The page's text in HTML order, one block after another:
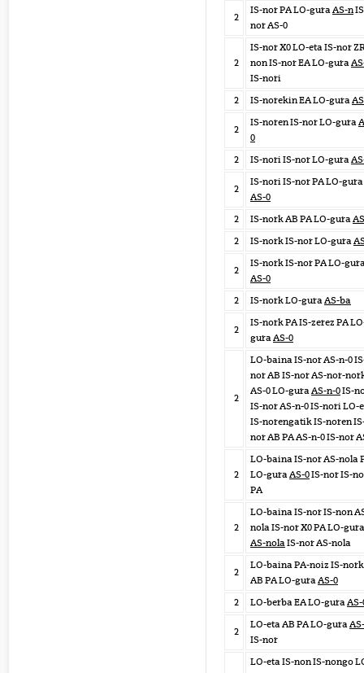
2
IS-nor PA LO-guraAS-n
nor AS-0
2
IS-nor X0 LO-eta IS-nor
non IS-nor EA LO-gura
IS-nori
2
IS-norekin EA LO-gura
2
IS-noren IS-nor LO-gura
0
2
IS-nori IS-nor LO-gura
2
IS-nori IS-nor PA LO-gura
AS-0
2
IS-nork AB PA LO-gura
2
IS-nork IS-nor LO-gura
2
IS-nork IS-nor PA LO-
AS-0
2
IS-nork LO-guraAS-ba
2
IS-nork PA IS-zerez PA
guraAS-0
2
LO-baina IS-nor AS-n-0
nor AB IS-nor AS-nor-
AS-0 LO-guraAS-n-0IS-
IS-nor AS-n-0 IS-nori LO-
IS-norengatik IS-noren
nor AB PA AS-n-0 IS-nor
2
LO-baina IS-nor AS-nola
LO-guraAS-0IS-nor IS-
PA
2
LO-baina IS-nor IS-non
nola IS-nor X0 PA LO-gura
AS-nolaIS-nor AS-nola
2
LO-baina PA-noiz IS-nork
AB PA LO-guraAS-0
2
LO-berba EA LO-guraAS-
2
LO-eta AB PA LO-gura
IS-nor
LO-eta IS-non IS-nongo